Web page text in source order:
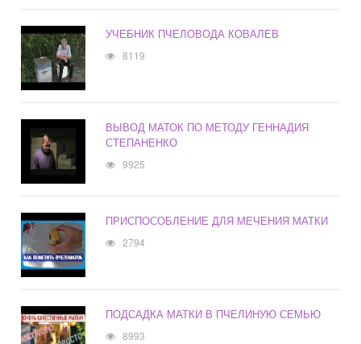
УЧЕБНИК ПЧЕЛОВОДА КОВАЛЕВ
8119
ВЫВОД МАТОК ПО МЕТОДУ ГЕННАДИЯ
СТЕПАНЕНКО
9925
ПРИСПОСОБЛЕНИЕ ДЛЯ МЕЧЕНИЯ МАТКИ
2794
ПОДСАДКА МАТКИ В ПЧЕЛИНУЮ СЕМЬЮ
8993